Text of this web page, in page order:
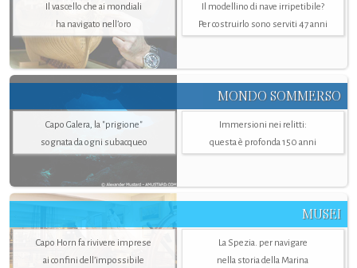
Il vascello che ai mondiali
ha navigato nell’oro
Il modellino di nave irripetibile?
Per costruirlo sono serviti 47 anni
MONDO SOMMERSO
Capo Galera, la "prigione"
sognata da ogni subacqueo
Immersioni nei relitti:
questa è profonda 150 anni
MUSEI
Capo Horn fa rivivere imprese
ai confini dell’impossibile
La Spezia. per navigare
nella storia della Marina